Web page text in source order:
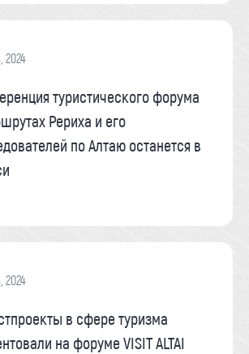
2024
туристического форума
Рериха и его
по Алтаю останется в
2024
в сфере туризма
на форуме VISIT ALTAI